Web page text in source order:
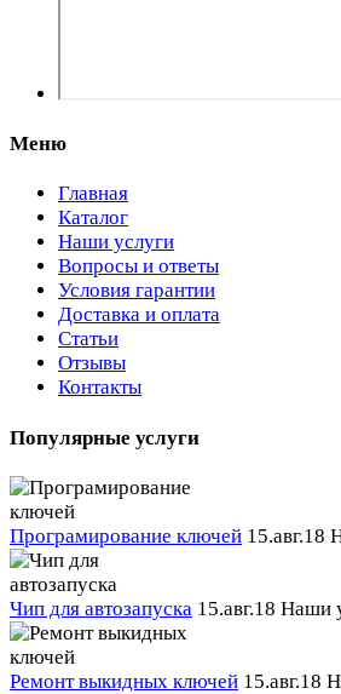
Меню
Главная
Каталог
Наши услуги
Вопросы и ответы
Условия гарантии
Доставка и оплата
Статьи
Отзывы
Контакты
Популярные услуги
Програмирование ключей 15.авг.18
Чип для автозапуска 15.авг.18 Наши
Ремонт выкидных ключей 15.авг.18